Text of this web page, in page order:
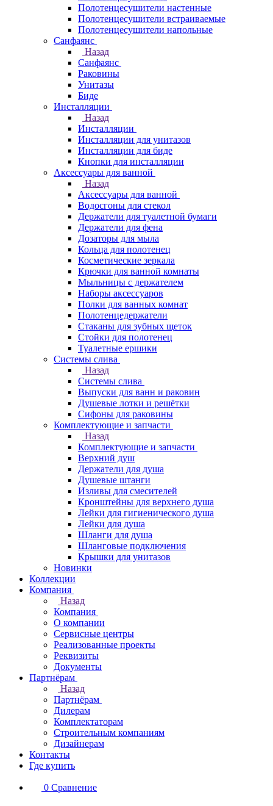
Полотенцесушители настенные
Полотенцесушители встраиваемые
Полотенцесушители напольные
Санфаянс
Назад
Санфаянс
Раковины
Унитазы
Биде
Инсталляции
Назад
Инсталляции
Инсталляции для унитазов
Инсталляции для биде
Кнопки для инсталляции
Аксессуары для ванной
Назад
Аксессуары для ванной
Водосгоны для стекол
Держатели для туалетной бумаги
Держатели для фена
Дозаторы для мыла
Кольца для полотенец
Косметические зеркала
Крючки для ванной комнаты
Мыльницы с держателем
Наборы аксессуаров
Полки для ванных комнат
Полотенцедержатели
Стаканы для зубных щеток
Стойки для полотенец
Туалетные ершики
Системы слива
Назад
Системы слива
Выпуски для ванн и раковин
Душевые лотки и решётки
Сифоны для раковины
Комплектующие и запчасти
Назад
Комплектующие и запчасти
Верхний душ
Держатели для душа
Душевые штанги
Изливы для смесителей
Кронштейны для верхнего душа
Лейки для гигиенического душа
Лейки для душа
Шланги для душа
Шланговые подключения
Крышки для унитазов
Новинки
Коллекции
Компания
Назад
Компания
О компании
Сервисные центры
Реализованные проекты
Реквизиты
Документы
Партнёрам
Назад
Партнёрам
Дилерам
Комплектаторам
Строительным компаниям
Дизайнерам
Контакты
Где купить
0 Сравнение